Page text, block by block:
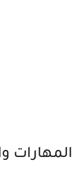
المهارات